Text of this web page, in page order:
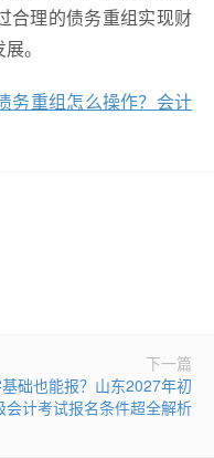
合理的债务重组实现财
。
务重组怎么操作？会计
下一篇
础也能报？山东2027年初
会计考试报名条件超全解析